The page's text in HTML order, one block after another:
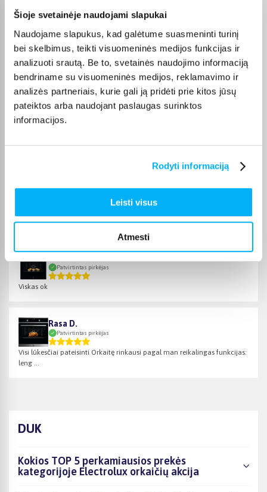
Šioje svetainėje naudojami slapukai
Naudojame slapukus, kad galėtume suasmeninti turinį
bei skelbimus, teikti visuomeninės medijos funkcijas ir
analizuoti srautą. Be to, svetainės naudojimo informaciją
bendriname su visuomeninės medijos, reklamavimo ir
analizės partneriais, kurie gali ją pridėti prie kitos jūsų
pateiktos arba naudojant paslaugas surinktos
informacijos.
Rodyti informaciją
Leisti visus
Atmesti
užsakymą atsiimti patys, atitinkamai pažymėtas prekes
galėsite atsiimti mūsų biure Kaune.
Pirkėjų atsiliepimai apie prekes
Ernesta Š.
Puiki orkaitė, tik gaila jog viena kepimo skarda
Patvirtintas pirkėjas
Viskas ok
Rasa D.
Patvirtintas pirkėjas
Visi lūkesčiai pateisinti Orkaitę rinkausi pagal man reikalingas funkcijas:
leng ...
DUK
Kokios TOP 5 perkamiausios prekės
kategorijoje Electrolux orkaičių akcija